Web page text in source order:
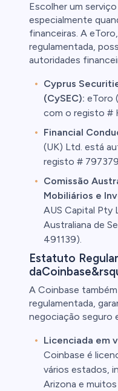
Escolher um
especialmente
financeiras. A
regulamentada,
autoridades
Cyprus
(CySEC): eToro
com o registo #
Financial
(UK) Ltd. está
registo #
Comissão
Mobiliários e
AUS Capital Pty
Australiana de
491139).
Estatuto
A Coinbase
regulamentada,
negociação seguro
Licenciada em
Coinbase é
vários estados,
Arizona e